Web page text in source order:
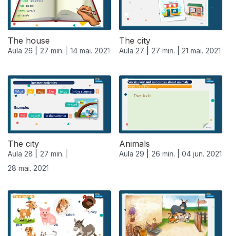
The house
Aula 26 | 27 min. | 14 mai. 2021
The city
Aula 27 | 27 min. | 21 mai. 2021
The city
Aula 28 |
27 min. |
28 mai. 2021
Animals
Aula 29 | 26 min. | 04 jun. 2021